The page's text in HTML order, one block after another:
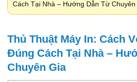
Cách Tại Nhà – Hướng Dẫn Từ Chuyên
Thủ Thuật Máy In: Cách
Đúng Cách Tại Nhà –
Chuyên Gia